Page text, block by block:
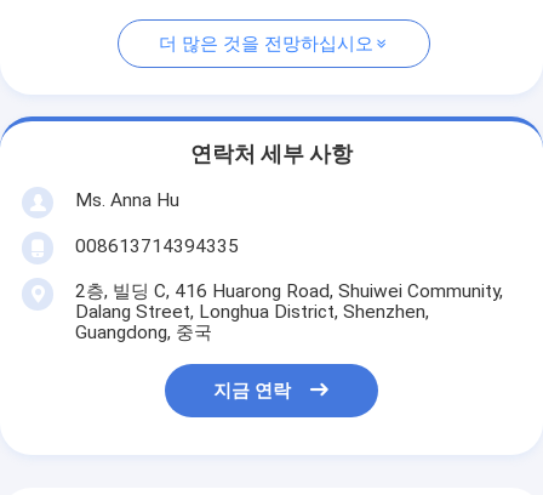
더 많은 것을 전망하십시오
연락처 세부 사항
Ms. Anna Hu
008613714394335
2층, 빌딩 C, 416 Huarong Road, Shuiwei Community,
Dalang Street, Longhua District, Shenzhen,
Guangdong, 중국
지금 연락